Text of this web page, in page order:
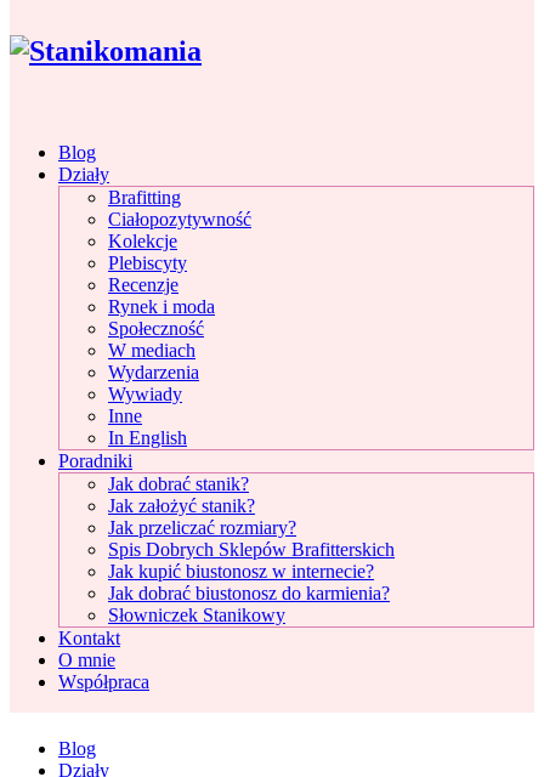
Blog
Działy
Brafitting
Ciałopozytywność
Kolekcje
Plebiscyty
Recenzje
Rynek i moda
Społeczność
W mediach
Wydarzenia
Wywiady
Inne
In English
Poradniki
Jak dobrać stanik?
Jak założyć stanik?
Jak przeliczać rozmiary?
Spis Dobrych Sklepów Brafitterskich
Jak kupić biustonosz w internecie?
Jak dobrać biustonosz do karmienia?
Słowniczek Stanikowy
Kontakt
O mnie
Współpraca
Blog
Działy